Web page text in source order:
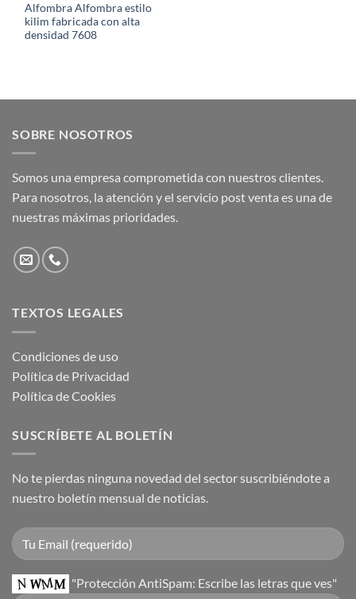
Alfombra Alfombra estilo
kilim fabricada con alta
densidad 7608
SOBRE NOSOTROS
Somos una empresa comprometida con nuestros clientes.
Para nosotros, la atención y el servicio post venta es una de
nuestras máximas prioridades.
TEXTOS LEGALES
Condiciones de uso
Política de Privacidad
Política de Cookies
SUSCRÍBETE AL BOLETÍN
No te pierdas ninguna novedad del sector suscribiéndote a
nuestro boletín mensual de noticias.
"Protección AntiSpam: Escribe las letras que ves"